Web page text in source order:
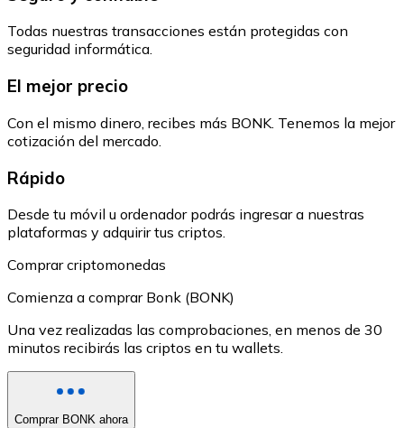
Todas nuestras transacciones están protegidas con
seguridad informática.
El mejor precio
Con el mismo dinero, recibes más BONK. Tenemos la mejor
cotización del mercado.
Rápido
Desde tu móvil u ordenador podrás ingresar a nuestras
plataformas y adquirir tus criptos.
Comprar criptomonedas
Comienza a comprar Bonk (BONK)
Una vez realizadas las comprobaciones, en menos de 30
minutos recibirás las criptos en tu wallets.
Comprar BONK ahora